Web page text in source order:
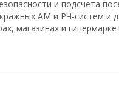
и подсчета
АМ и РЧ-систем и
магазинах и